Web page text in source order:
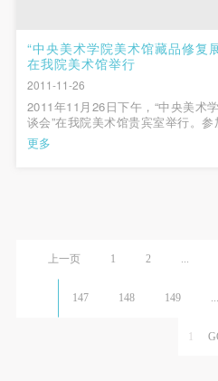
“中央美术学院美术馆藏品修复
在我院美术馆举行
2011-11-26
2011年11月26日下午，“中央美术
谈会”在我院美术馆贵宾室举行。
物保护与修复高等研究院（ISCR）
Radeglia女士，修复工作室主任
更多
上一页 1 2 ...
147 148 149 ...